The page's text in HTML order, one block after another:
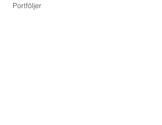
Portföljer